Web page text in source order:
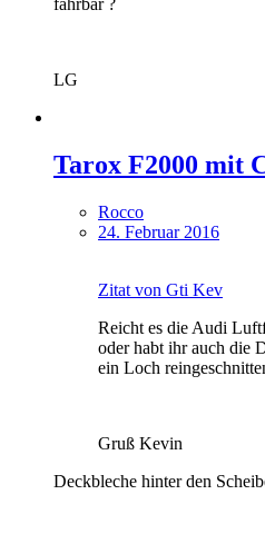
fahrbar ?
LG
Tarox F2000 mit
Rocco
24. Februar 2016
Zitat von Gti Kev
Reicht es die Audi
oder habt ihr auch die
ein Loch
Gruß Kevin
Deckbleche hinter den